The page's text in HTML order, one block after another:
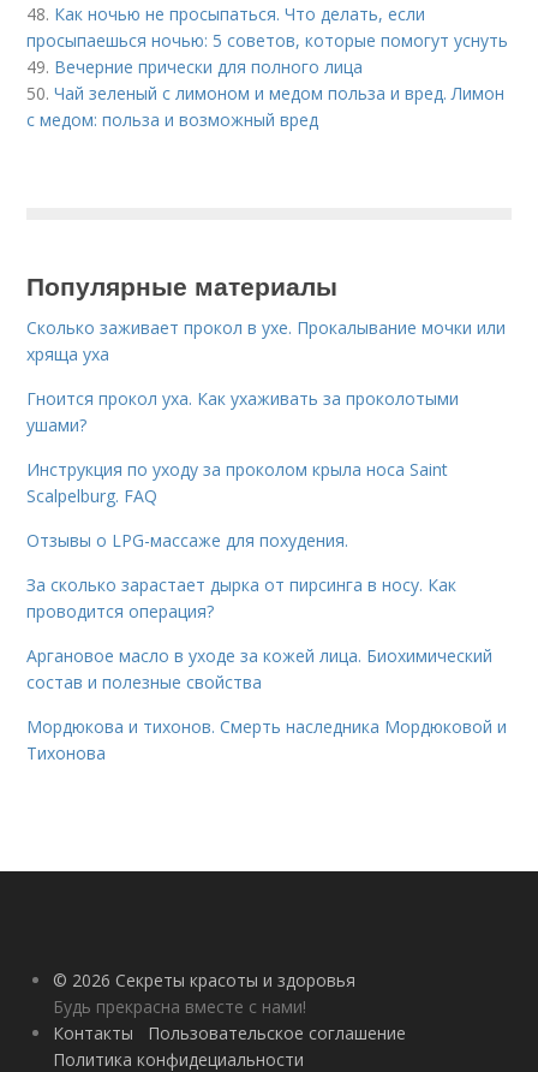
48. Как ночью не просыпаться. Что делать, если
просыпаешься ночью: 5 советов, которые помогут уснуть
49. Вечерние прически для полного лица
50.Чай зеленый с лимоном и медом польза и вред. Лимон
с медом: польза и возможный вред
Популярные материалы
Сколько заживает прокол в ухе. Прокалывание мочки или
хряща уха
Гноится прокол уха. Как ухаживать за проколотыми
ушами?
Инструкция по уходу за проколом крыла носа Saint
Scalpelburg. FAQ
Отзывы о LPG-массаже для похудения.
За сколько зарастает дырка от пирсинга в носу. Как
проводится операция?
Аргановое масло в уходе за кожей лица. Биохимический
состав и полезные свойства
Мордюкова и тихонов. Смерть наследника Мордюковой и
Тихонова
© 2026 Секреты красоты и здоровья
Будь прекрасна вместе с нами!
Контакты
Пользовательское соглашение
Политика конфидециальности